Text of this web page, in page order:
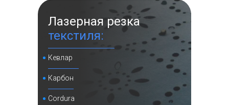
Лазерная резка
текстиля:
Кевлар
Карбон
Cordura